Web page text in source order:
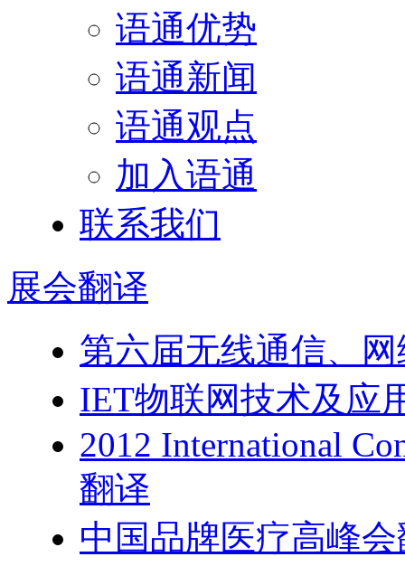
语通优势
语通新闻
语通观点
加入语通
联系我们
展会翻译
第六届无线通信、
IET物联网技术及应
2012 International
翻译
中国品牌医疗高峰